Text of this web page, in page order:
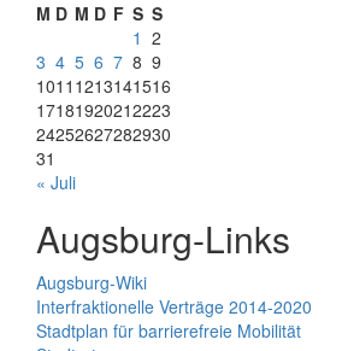
M D M D F S S
1 2
3 4 5 6 7 8 9
1011 1213141516
17181920212223
24252627282930
31
« Juli
Augsburg-Links
Augsburg-Wiki
Interfraktionelle Verträge 2014-2020
Stadtplan für barrierefreie Mobilität